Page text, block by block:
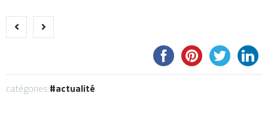
catégories: actualité